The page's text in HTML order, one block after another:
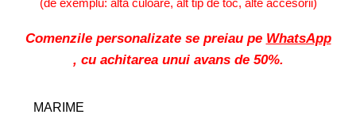
(de exemplu: altă culoare, alt tip de toc, alte accesorii)
Comenzile personalizate se preiau pe WhatsApp
, cu achitarea unui avans de 50%.
MARIME